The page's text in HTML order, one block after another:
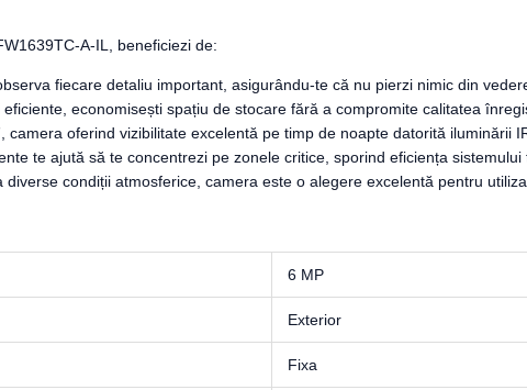
A-IL, beneficiezi de:
fiecare detaliu important, asigurându-te că nu pierzi nimic din
economisești spațiu de stocare fără a compromite calitatea
camera oferind vizibilitate excelentă pe timp de noapte datorită iluminării
te ajută să te concentrezi pe zonele critice, sporind eficiența sistemului
condiții atmosferice, camera este o alegere excelentă pentru
6 MP
Exterior
Fixa